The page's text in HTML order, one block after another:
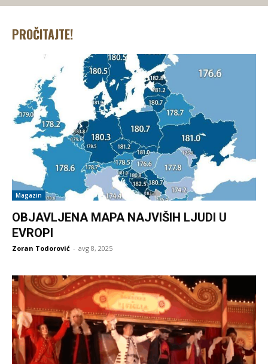
PROČITAJTE!
Magazin
OBJAVLJENA MAPA NAJVIŠIH LJUDI U
EVROPI
Zoran Todorović - avg 8, 2025